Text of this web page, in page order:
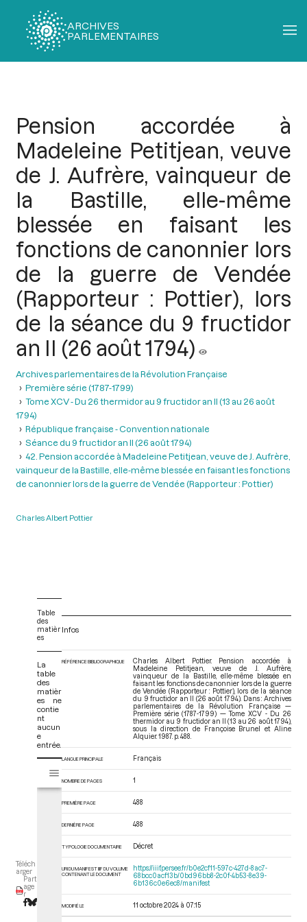
ARCHIVES
PARLEMENTAIRES
Pension accordée à
Madeleine Petitjean, veuve
de J. Aufrère, vainqueur de
la Bastille, elle-même
blessée en faisant les
fonctions de canonnier lors
de la guerre de Vendée
(Rapporteur : Pottier), lors
de la séance du 9 fructidor
an II (26 août 1794)
Archives parlementaires de la Révolution Française
Première série (1787-1799)
Tome XCV - Du 26 thermidor au 9 fructidor an II (13 au 26 août
1794)
République française - Convention nationale
Séance du 9 fructidor an II (26 août 1794)
42. Pension accordée à Madeleine Petitjean, veuve de J. Aufrère,
vainqueur de la Bastille, elle-même blessée en faisant les fonctions
de canonnier lors de la guerre de Vendée (Rapporteur : Pottier)
Charles Albert Pottier
Téléch
arger
Part
age
r
Table
des
matièr
es
La
table
des
matièr
es ne
contie
nt
aucun
e
entrée.
s
Tome XCV - Du 26 thermidor au 9 fructidor an II (13 au 26 août 1794)
Infos
RÉFÉRENCE BIBLIOGRAPHIQUE
Charles Albert Pottier. Pension accordée à
Madeleine Petitjean, veuve de J. Aufrère,
vainqueur de la Bastille, elle-même blessée en
faisant les fonctions de canonnier lors de la guerre
de Vendée (Rapporteur : Pottier), lors de la séance
du 9 fructidor an II (26 août 1794). Dans : Archives
parlementaires de la Révolution Française —
Première série (1787-1799) — Tome XCV - Du 26
thermidor au 9 fructidor an II (13 au 26 août 1794),
sous la direction de Françoise Brunel et Aline
Alquier. 1987. p. 488.
LANGUE PRINCIPALE Français
NOMBRE DE PAGES 1
PREMIÈRE PAGE 488
DERNIÈRE PAGE 488
TYPOLOGIE DOCUMENTAIRE Décret
URI DU MANIFEST IIIF DU VOLUME
CONTENANT LE DOCUMENT
https://iiif.persee.fr/b0e2cf11-597c-427d-8ac7-
68bcc0acf13b/0bd96bb8-2c0f-4b53-8e39-
6b136c0e6ec8/manifest
MODIFIÉ LE 11 octobre 2024 à 07:15